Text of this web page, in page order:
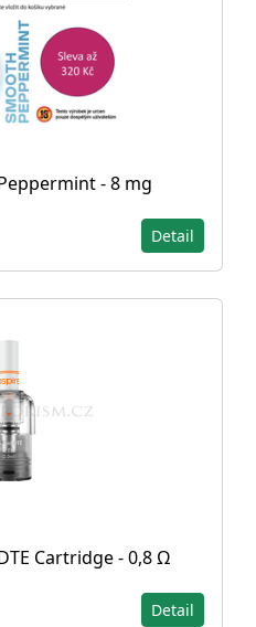
- 8 mg
Detail
Cartridge - 0,8 Ω
Detail